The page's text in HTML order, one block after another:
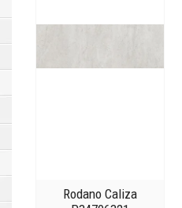
Rodano Caliza